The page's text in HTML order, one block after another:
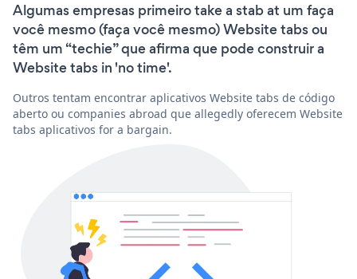
Algumas empresas primeiro take a stab at um faça
você mesmo (faça você mesmo) Website tabs ou
têm um “techie” que afirma que pode construir a
Website tabs in 'no time'.
Outros tentam encontrar aplicativos Website tabs de código
aberto ou companies abroad que allegedly oferecem Website
tabs aplicativos for a bargain.